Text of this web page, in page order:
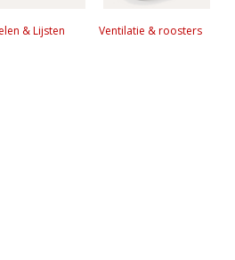
& Lijsten Ventilatie & roosters